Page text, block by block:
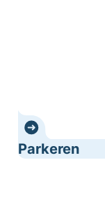
Parkeren